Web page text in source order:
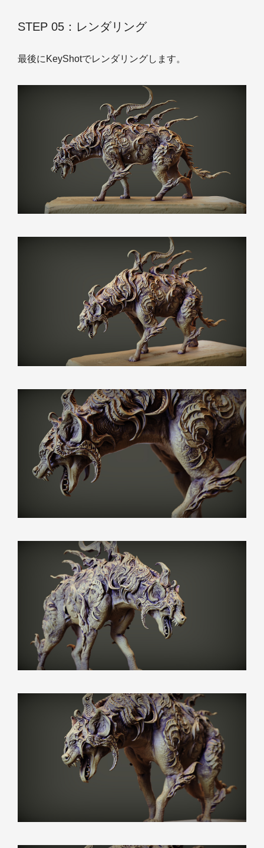
STEP 05：レンダリング
最後にKeyShotでレンダリングします。